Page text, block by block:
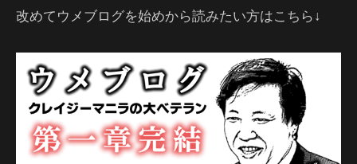
改めてウメブログを始めから読みたい方はこちら↓